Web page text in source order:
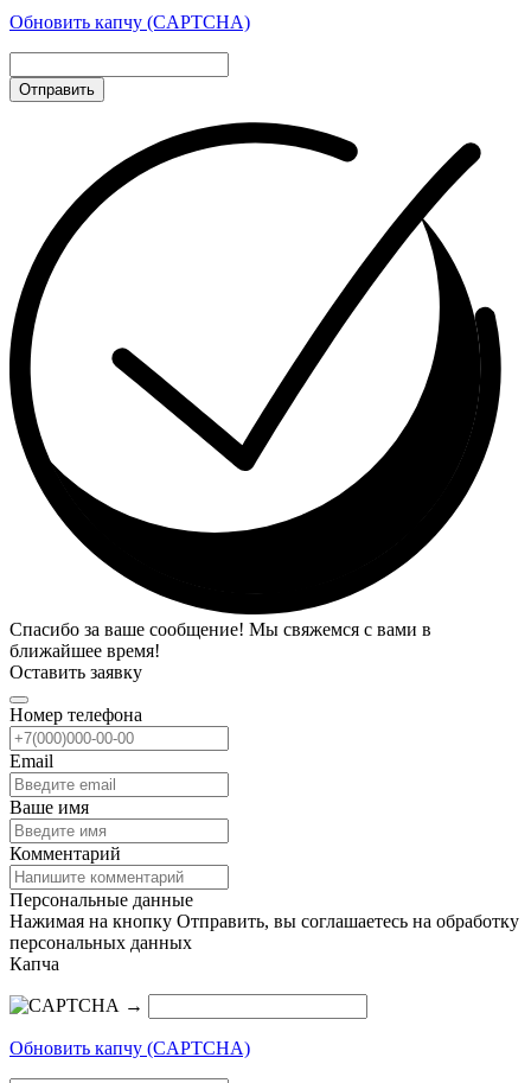
Обновить капчу (CAPTCHA)
Отправить
Спасибо за ваше сообщение! Мы свяжемся с вами в
ближайшее время!
Оставить заявку
Номер телефона
Email
Ваше имя
Комментарий
Персональные данные
Нажимая на кнопку Отправить, вы соглашаетесь на обработку
персональных данных
Капча
→
Обновить капчу (CAPTCHA)